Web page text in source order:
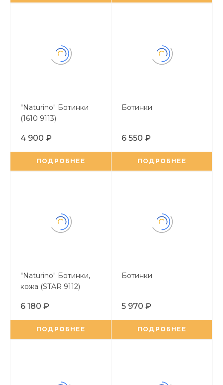
"Naturino" Ботинки
(1610 9113)
4 900 ₽
ПОДРОБНЕЕ
Ботинки
6 550 ₽
ПОДРОБНЕЕ
"Naturino" Ботинки,
кожа (STAR 9112)
6 180 ₽
ПОДРОБНЕЕ
Ботинки
5 970 ₽
ПОДРОБНЕЕ